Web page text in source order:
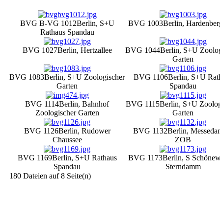
BVG B-VG 1012Berlin, S+U
Rathaus Spandau
BVG 1003Berlin,
BVG 1027Berlin, Hertzallee BVG 1044Berlin, S+U
Garten
BVG 1083Berlin, S+U Zoologischer
Garten
BVG 1106Berlin, S+U
Spandau
BVG 1114Berlin, Bahnhof
Zoologischer Garten
BVG 1115Berlin, S+U
Garten
BVG 1126Berlin, Rudower
Chaussee
BVG 1132Berlin,
ZOB
BVG 1169Berlin, S+U Rathaus
Spandau
BVG 1173Berlin, S
Sterndamm
180 Dateien auf 8 Seite(n)